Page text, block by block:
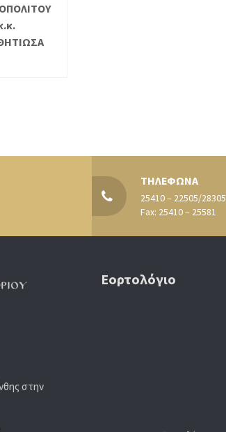
ΤΗΛΕΦΩΝΑ
25410 – 22505/28305
Fax: 25410 – 25581
στην
Εορτολόγιο